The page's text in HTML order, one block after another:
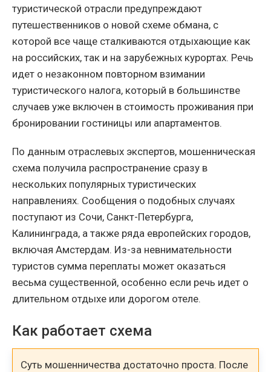
туристической отрасли предупреждают
путешественников о новой схеме обмана, с
которой все чаще сталкиваются отдыхающие как
на российских, так и на зарубежных курортах. Речь
идет о незаконном повторном взимании
туристического налога, который в большинстве
случаев уже включен в стоимость проживания при
бронировании гостиницы или апартаментов.
По данным отраслевых экспертов, мошенническая
схема получила распространение сразу в
нескольких популярных туристических
направлениях. Сообщения о подобных случаях
поступают из Сочи, Санкт-Петербурга,
Калининграда, а также ряда европейских городов,
включая Амстердам. Из-за невнимательности
туристов сумма переплаты может оказаться
весьма существенной, особенно если речь идет о
длительном отдыхе или дорогом отеле.
Как работает схема
Суть мошенничества достаточно проста. После